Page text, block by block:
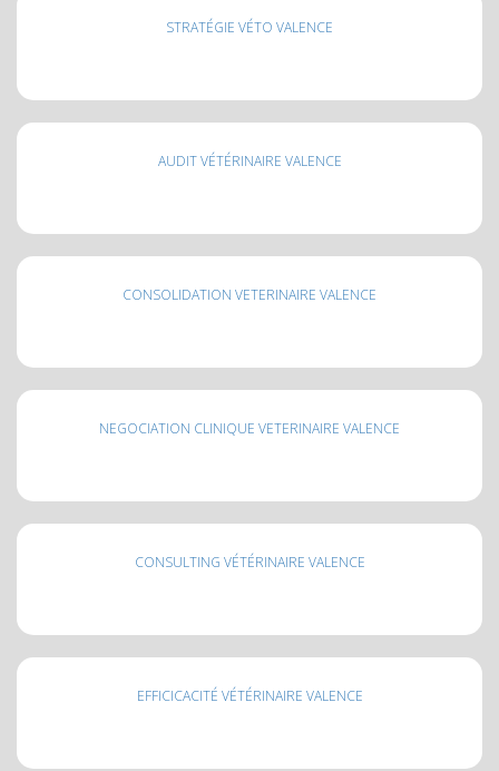
STRATÉGIE VÉTO VALENCE
AUDIT VÉTÉRINAIRE VALENCE
CONSOLIDATION VETERINAIRE VALENCE
NEGOCIATION CLINIQUE VETERINAIRE VALENCE
CONSULTING VÉTÉRINAIRE VALENCE
EFFICICACITÉ VÉTÉRINAIRE VALENCE